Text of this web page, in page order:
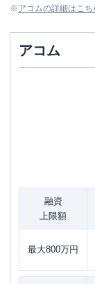
※アコムの詳細はこち
アコム
融資
上限額
最大800万円